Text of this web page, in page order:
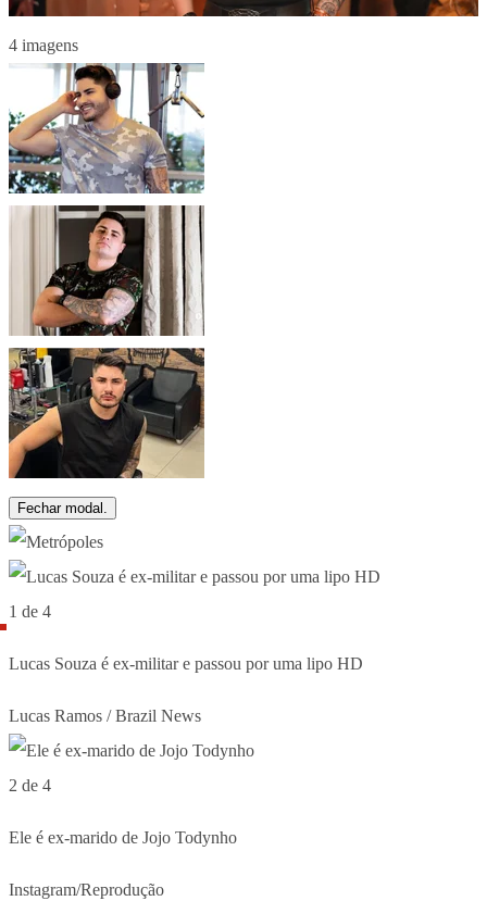
4 imagens
Fechar modal.
1 de 4
Lucas Souza é ex-militar e passou por uma lipo HD
Lucas Ramos / Brazil News
2 de 4
Ele é ex-marido de Jojo Todynho
Instagram/Reprodução